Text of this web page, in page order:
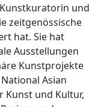
und
zeitgenössische
hat. Sie hat
Ausstellungen
Kunstprojekte
Asian
Kunst und Kultur,